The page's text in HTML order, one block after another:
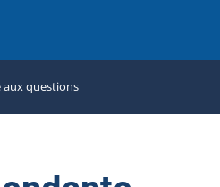
aux questions